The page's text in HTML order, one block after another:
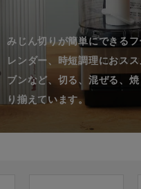
みじん切りが簡単にできる
レンダー、時短調理におス
ブンなど、切る、混ぜる、
り揃えています。